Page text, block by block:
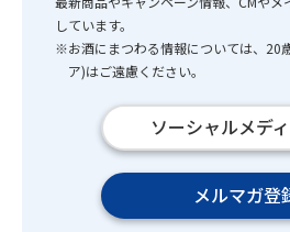
しています。
※お酒にまつわる情報については、20
ア)はご遠慮ください。
ソーシャルメデ
メルマガ登